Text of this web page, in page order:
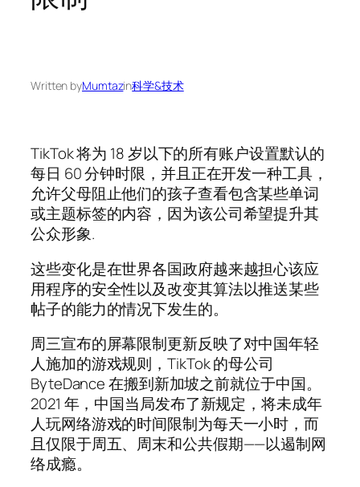
Written byMumtazin科学&技术
TikTok 将为 18 岁以下的所有账户设置默认的
每日 60 分钟时限，并且正在开发一种工具，
允许父母阻止他们的孩子查看包含某些单词
或主题标签的内容，因为该公司希望提升其
公众形象.
这些变化是在世界各国政府越来越担心该应
用程序的安全性以及改变其算法以推送某些
帖子的能力的情况下发生的。
周三宣布的屏幕限制更新反映了对中国年轻
人施加的游戏规则，TikTok 的母公司
ByteDance 在搬到新加坡之前就位于中国。
2021 年，中国当局发布了新规定，将未成年
人玩网络游戏的时间限制为每天一小时，而
且仅限于周五、周末和公共假期——以遏制网
络成瘾。